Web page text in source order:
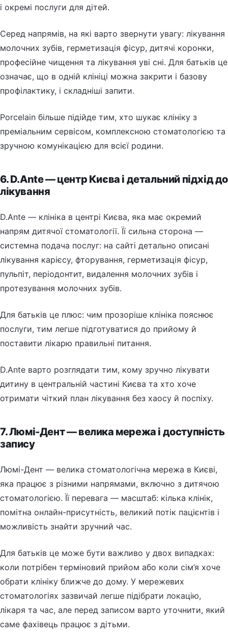
і окремі послуги для дітей.
Серед напрямів, на які варто звернути увагу: лікування
молочних зубів, герметизація фісур, дитячі коронки,
професійне чищення та лікування уві сні. Для батьків це
означає, що в одній клініці можна закрити і базову
профілактику, і складніші запити.
Porcelain більше підійде тим, хто шукає клініку з
преміальним сервісом, комплексною стоматологією та
зручною комунікацією для всієї родини.
6. D.Ante — центр Києва і детальний підхід до
лікування
D.Ante — клініка в центрі Києва, яка має окремий
напрям дитячої стоматології. Її сильна сторона —
системна подача послуг: на сайті детально описані
лікування карієсу, фторування, герметизація фісур,
пульпіт, періодонтит, видалення молочних зубів і
протезування молочних зубів.
Для батьків це плюс: чим прозоріше клініка пояснює
послуги, тим легше підготуватися до прийому й
поставити лікарю правильні питання.
D.Ante варто розглядати тим, кому зручно лікувати
дитину в центральній частині Києва та хто хоче
отримати чіткий план лікування без хаосу й поспіху.
7. Люмі-Дент — велика мережа і доступність
запису
Люмі-Дент — велика стоматологічна мережа в Києві,
яка працює з різними напрямами, включно з дитячою
стоматологією. Її перевага — масштаб: кілька клінік,
помітна онлайн-присутність, великий потік пацієнтів і
можливість знайти зручний час.
Для батьків це може бути важливо у двох випадках:
коли потрібен терміновий прийом або коли сім’я хоче
обрати клініку ближче до дому. У мережевих
стоматологіях зазвичай легше підібрати локацію,
лікаря та час, але перед записом варто уточнити, який
саме фахівець працює з дітьми.